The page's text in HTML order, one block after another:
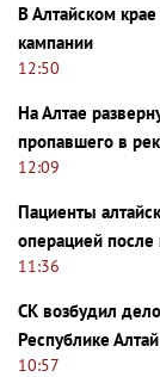
В Алтайском
кампании
12:50
На Алтае
пропавшего в
12:09
Пациенты
операцией после
11:36
СК возбудил
Республике Алтай
10:57